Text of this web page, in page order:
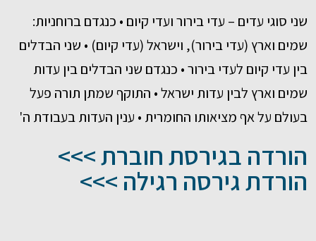
שני סוגי עדים – עדי בירור ועדי קיום • כנגדם ברוחניות:
שמים וארץ (עדי בירור), וישראל (עדי קיום) • שני הבדלים
בין עדי קיום לעדי בירור • כנגדם שני הבדלים בין עדות
שמים וארץ לבין עדות ישראל • התוקף שמתן תורה פעל
בעולם על אף מציאותו החומרית • ענין העדות בעבודת ה'
הורדה בגירסת חוברת >>>
הורדת גירסה רגילה >>>